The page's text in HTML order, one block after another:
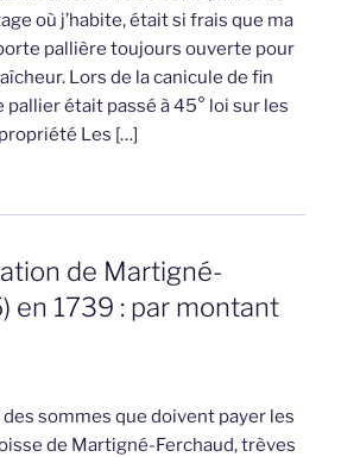
où j’habite, était si frais que ma
pallière toujours ouverte pour
Lors de la canicule de fin
pallier était passé à 45° loi sur les
Les […]
de Martigné-
en 1739 : par montant
sommes que doivent payer les
de Martigné-Ferchaud, trèves